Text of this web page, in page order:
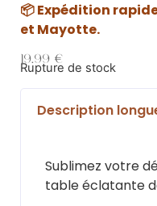
📦 Expédition
et Mayotte.
19.99 €
Rupture de stock
Description
Sublimez votre
table éclatante